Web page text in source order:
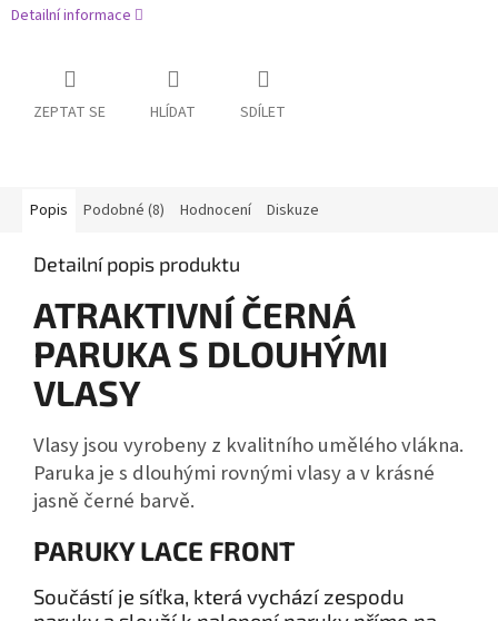
Detailní informace
ZEPTAT SE HLÍDAT SDÍLET
Popis Podobné (8) Hodnocení Diskuze
Detailní popis produktu
ATRAKTIVNÍ ČERNÁ
PARUKA S DLOUHÝMI
VLASY
Vlasy jsou vyrobeny z kvalitního umělého vlákna.
Paruka je s dlouhými rovnými vlasy a v krásné
jasně černé barvě.
PARUKY LACE FRONT
Součástí je síťka, která vychází zespodu